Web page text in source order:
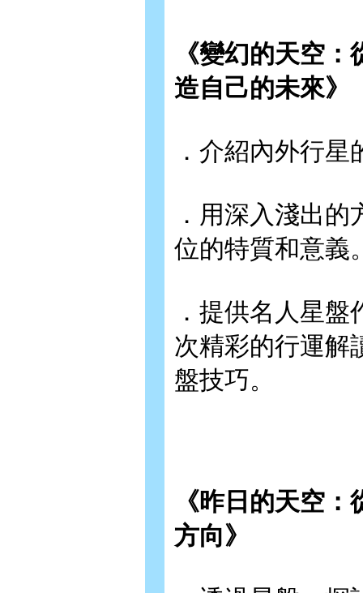
《變幻的天空
造自己的未來》
．介紹內外行
．用深入淺出
位的特質和意義
．提供名人星
次精彩的行運解
盤技巧。
《昨日的天空
方向》